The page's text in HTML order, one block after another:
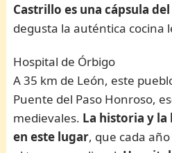
Castrillo es una cápsula
degusta la auténtica cocina
Hospital de Órbigo
A 35 km de León, este
Puente del Paso Honroso,
medievales. La historia y la
en este lugar, que cada